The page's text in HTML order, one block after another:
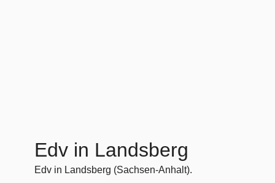
Edv in Landsberg
Edv in Landsberg (Sachsen-Anhalt).